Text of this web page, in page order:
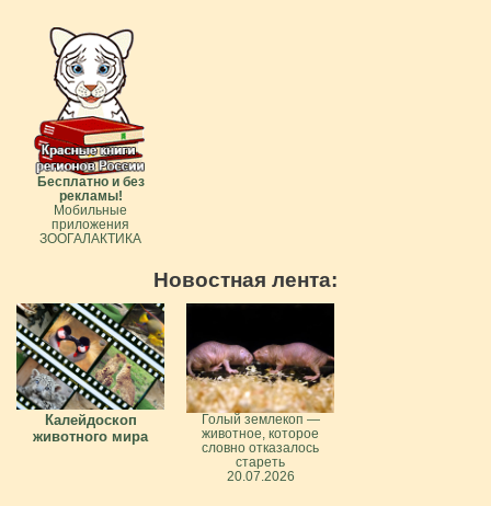
Бесплатно и без
рекламы!
Мобильные
приложения
ЗООГАЛАКТИКА
Новостная лента:
Калейдоскоп
животного мира
Голый землекоп —
животное, которое
словно отказалось
стареть
20.07.2026